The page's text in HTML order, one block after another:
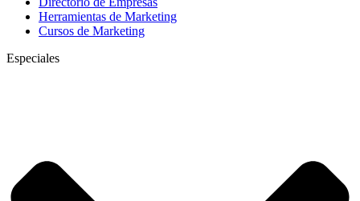
Herramientas de Marketing
Cursos de Marketing
Especiales